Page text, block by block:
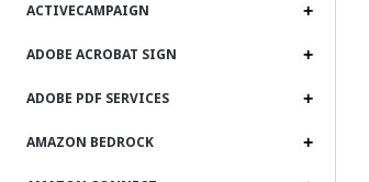
ACTIVECAMPAIGN
ADOBE ACROBAT SIGN
ADOBE PDF SERVICES
AMAZON BEDROCK